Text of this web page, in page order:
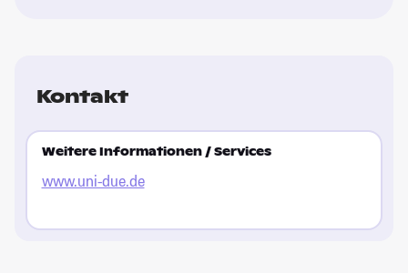
Kontakt
Weitere Informationen / Services
www.uni-due.de